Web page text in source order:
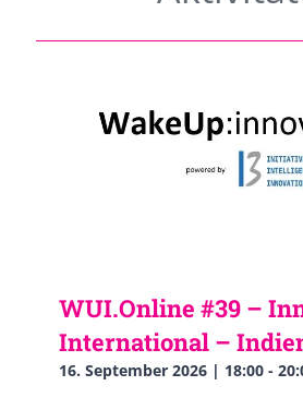
WUI.Online #39 –
International –
16. September 2026 | 18:00-